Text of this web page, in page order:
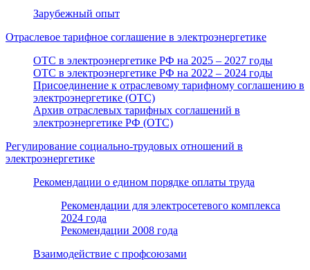
Зарубежный опыт
Отраслевое тарифное соглашение в электроэнергетике
ОТС в электроэнергетике РФ на 2025 – 2027 годы
ОТС в электроэнергетике РФ на 2022 – 2024 годы
Присоединение к отраслевому тарифному соглашению в
электроэнергетике (ОТС)
Архив отраслевых тарифных соглашений в
электроэнергетике РФ (ОТС)
Регулирование социально-трудовых отношений в
электроэнергетике
Рекомендации о едином порядке оплаты труда
Рекомендации для электросетевого комплекса
2024 года
Рекомендации 2008 года
Взаимодействие с профсоюзами